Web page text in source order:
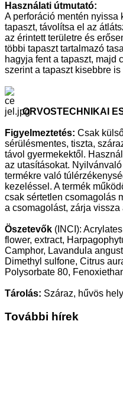
Használati útmutató:
A perforáció mentén nyissa
tapaszt, távolítsa el az
az érintett területre és
többi tapaszt tartalmazó
hagyja fent a tapaszt, majd
szerint a tapaszt kisebbre
ORVOSTECHNIKAI
Figyelmeztetés: Csak
sérülésmentes, tiszta,
távol gyermekektől.
az utasításokat.
termékre való
kezeléssel. A termék
csak sértetlen csomagolás
a csomagolást, zárja vissza
Öszetevők (INCI):
flower, extract,
Camphor, Lavandula
Dimethyl sulfone, Citrus
Polysorbate 80,
Tárolás: Száraz, hűvös
További hírek